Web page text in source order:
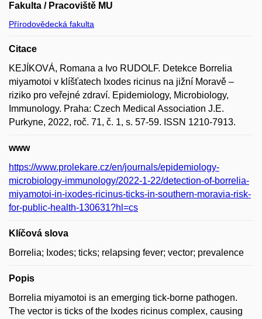
Fakulta / Pracoviště MU
Přírodovědecká fakulta
Citace
KEJÍKOVÁ, Romana a Ivo RUDOLF. Detekce Borrelia
miyamotoi v klíšťatech Ixodes ricinus na jižní Moravě –
riziko pro veřejné zdraví. Epidemiology, Microbiology,
Immunology. Praha: Czech Medical Association J.E.
Purkyne, 2022, roč. 71, č. 1, s. 57-59. ISSN 1210-7913.
www
https://www.prolekare.cz/en/journals/epidemiology-
microbiology-immunology/2022-1-22/detection-of-borrelia-
miyamotoi-in-ixodes-ricinus-ticks-in-southern-moravia-risk-
for-public-health-130631?hl=cs
Klíčová slova
Borrelia; Ixodes; ticks; relapsing fever; vector; prevalence
Popis
Borrelia miyamotoi is an emerging tick-borne pathogen.
The vector is ticks of the Ixodes ricinus complex, causing